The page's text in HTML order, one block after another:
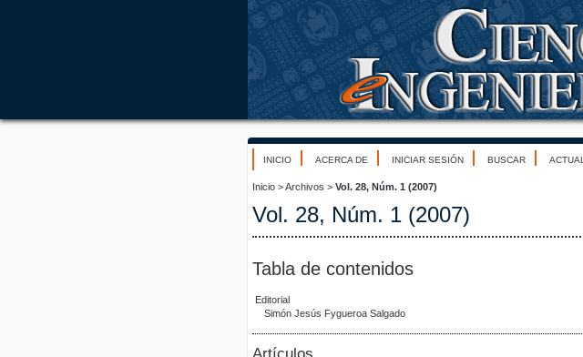
INICIO ACERCA DE INICIAR SESIÓN BUSCAR ACTUAL
Inicio >Archivos > Vol. 28, Núm. 1 (2007)
Vol. 28, Núm. 1 (2007)
Tabla de contenidos
Editorial
Simón Jesús Fygueroa Salgado
Artículos